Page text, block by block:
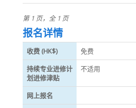
第 1 页，全 1 页
报名详情
收费 (HK$)
免费
持续专业进修计
划进修津贴
不适用
网上报名